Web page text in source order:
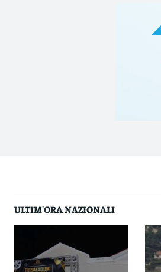
ULTIM'ORA NAZIONALI